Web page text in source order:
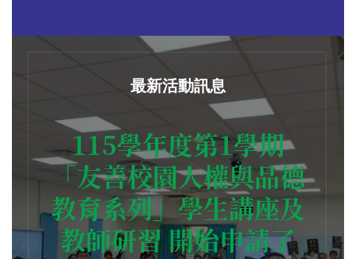
最新活動訊息
115學年度第1學期
「友善校園人權與品德
教育系列」學生講座及
教師研習 開始申請了